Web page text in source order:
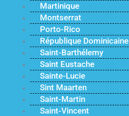
Martinique
Montserrat
Porto-Rico
République Dominicaine
Saint-Barthélemy
Saint Eustache
Sainte-Lucie
Sint Maarten
Saint-Martin
Saint-Vincent